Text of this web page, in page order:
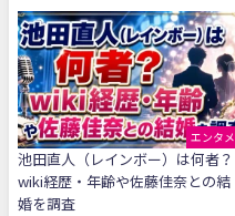
エンタメ
池田直人（レインボー）は何者？
wiki経歴・年齢や佐藤佳奈との結
婚を調査